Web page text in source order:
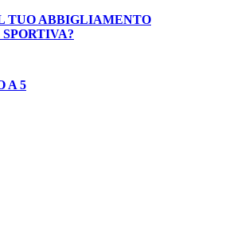
TUO ABBIGLIAMENTO
A 5